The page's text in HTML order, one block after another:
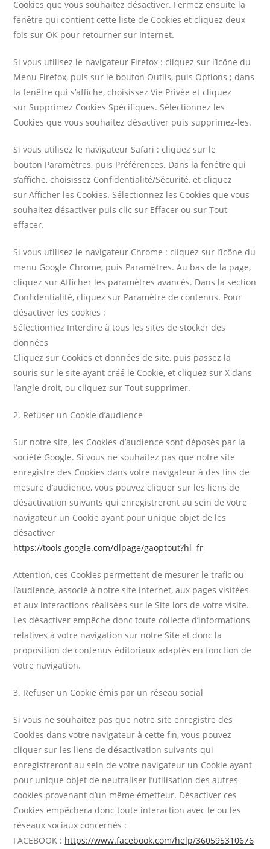
Cookies que vous souhaitez désactiver. Fermez ensuite la
fenêtre qui contient cette liste de Cookies et cliquez deux
fois sur OK pour retourner sur Internet.
Si vous utilisez le navigateur Firefox : cliquez sur l’icône du
Menu Firefox, puis sur le bouton Outils, puis Options ; dans
la fenêtre qui s’affiche, choisissez Vie Privée et cliquez
sur Supprimez Cookies Spécifiques. Sélectionnez les
Cookies que vous souhaitez désactiver puis supprimez-les.
Si vous utilisez le navigateur Safari : cliquez sur le
bouton Paramètres, puis Préférences. Dans la fenêtre qui
s’affiche, choisissez Confidentialité/Sécurité, et cliquez
sur Afficher les Cookies. Sélectionnez les Cookies que vous
souhaitez désactiver puis clic sur Effacer ou sur Tout
effacer.
Si vous utilisez le navigateur Chrome : cliquez sur l’icône du
menu Google Chrome, puis Paramètres. Au bas de la page,
cliquez sur Afficher les paramètres avancés. Dans la section
Confidentialité, cliquez sur Paramètre de contenus. Pour
désactiver les cookies :
Sélectionnez Interdire à tous les sites de stocker des
données
Cliquez sur Cookies et données de site, puis passez la
souris sur le site ayant créé le Cookie, et cliquez sur X dans
l’angle droit, ou cliquez sur Tout supprimer.
2. Refuser un Cookie d’audience
Sur notre site, les Cookies d’audience sont déposés par la
société Google. Si vous ne souhaitez pas que notre site
enregistre des Cookies dans votre navigateur à des fins de
mesure d’audience, vous pouvez cliquer sur les liens de
désactivation suivants qui enregistreront au sein de votre
navigateur un Cookie ayant pour unique objet de les
désactiver
https://tools.google.com/dlpage/gaoptout?hl=fr
Attention, ces Cookies permettent de mesurer le trafic ou
l’audience, associé à notre site internet, aux pages visitées
et aux interactions réalisées sur le Site lors de votre visite.
Les désactiver empêche donc toute collecte d’informations
relatives à votre navigation sur notre Site et donc la
proposition de contenus éditoriaux adaptés en fonction de
votre navigation.
3. Refuser un Cookie émis par un réseau social
Si vous ne souhaitez pas que notre site enregistre des
Cookies dans votre navigateur à cette fin, vous pouvez
cliquer sur les liens de désactivation suivants qui
enregistreront au sein de votre navigateur un Cookie ayant
pour unique objet de neutraliser l’utilisation des autres
cookies provenant d’un même émetteur. Désactiver ces
Cookies empêchera donc toute interaction avec le ou les
réseaux sociaux concernés :
FACEBOOK : https://www.facebook.com/help/360595310676